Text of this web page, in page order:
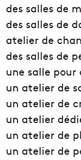
des salles de
des salles de
atelier de
des salles de
une salle pour
un atelier de
un atelier de
un atelier
un atelier de
un atelier de